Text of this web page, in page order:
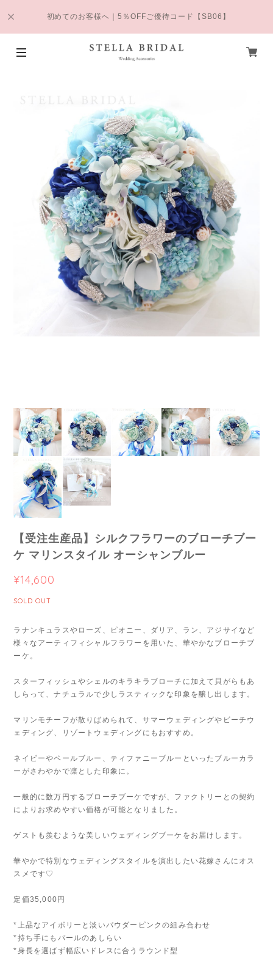
初めてのお客様へ｜5％OFFご優待コード【SB06】
【受注生産品】シルクフラワーのブローチブー
ケ マリンスタイル オーシャンブルー
¥14,600
SOLD OUT
ラナンキュラスやローズ、ピオニー、ダリア、ラン、アジサイなど
様々なアーティフィシャルフラワーを用いた、華やかなブローチブ
ーケ。
スターフィッシュやシェルのキラキラブローチに加えて貝がらもあ
しらって、ナチュラルで少しラスティックな印象を醸し出します。
マリンモチーフが散りばめられて、サマーウェディングやビーチウ
ェディング、リゾートウェディングにもおすすめ。
ネイビーやペールブルー、ティファニーブルーといったブルーカラ
ーがさわやかで凛とした印象に。
一般的に数万円するブローチブーケですが、ファクトリーとの契約
によりお求めやすい価格が可能となりました。
ゲストも羨むような美しいウェディングブーケをお届けします。
華やかで特別なウェディングスタイルを演出したい花嫁さんにオス
スメです♡
定価35,000円
*上品なアイボリーと淡いパウダーピンクの組み合わせ
*持ち手にもパールのあしらい
*身長を選ばず幅広いドレスに合うラウンド型